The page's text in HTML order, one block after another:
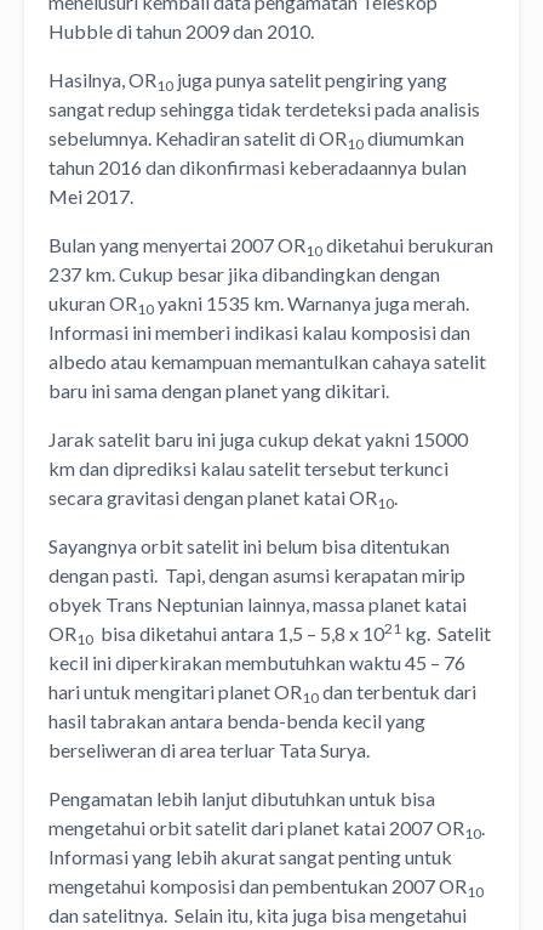
Hubble di tahun 2009 dan 2010.
Hasilnya, OR10 juga punya satelit pengiring yang
sangat redup sehingga tidak terdeteksi pada analisis
sebelumnya. Kehadiran satelit di OR10 diumumkan
tahun 2016 dan dikonfirmasi keberadaannya bulan
Mei 2017.
Bulan yang menyertai 2007 OR10 diketahui berukuran
237 km. Cukup besar jika dibandingkan dengan
ukuran OR10 yakni 1535 km. Warnanya juga merah.
Informasi ini memberi indikasi kalau komposisi dan
albedo atau kemampuan memantulkan cahaya satelit
baru ini sama dengan planet yang dikitari.
Jarak satelit baru ini juga cukup dekat yakni 15000
km dan diprediksi kalau satelit tersebut terkunci
secara gravitasi dengan planet katai OR10
Sayangnya orbit satelit ini belum bisa ditentukan
dengan pasti. Tapi, dengan asumsi kerapatan mirip
obyek Trans Neptunian lainnya, massa planet katai
OR10 bisa diketahui antara 1,5 – 5,8 x 1021 kg. Satelit
kecil ini diperkirakan membutuhkan waktu 45 – 76
hari untuk mengitari planet OR10 dan terbentuk dari
hasil tabrakan antara benda-benda kecil yang
berseliweran di area terluar Tata Surya.
Pengamatan lebih lanjut dibutuhkan untuk bisa
mengetahui orbit satelit dari planet katai 2007 OR10
Informasi yang lebih akurat sangat penting untuk
mengetahui komposisi dan pembentukan 2007 OR10
dan satelitnya. Selain itu, kita juga bisa mengetahui